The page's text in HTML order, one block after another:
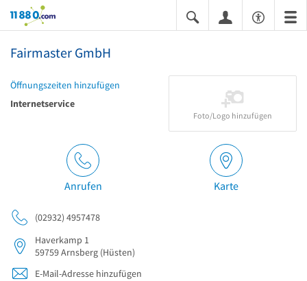
11880.com
Fairmaster GmbH
Öffnungszeiten hinzufügen
Internetservice
Foto/Logo hinzufügen
Anrufen Karte
(02932) 4957478
Haverkamp 1
59759Arnsberg (Hüsten)
E-Mail-Adresse hinzufügen